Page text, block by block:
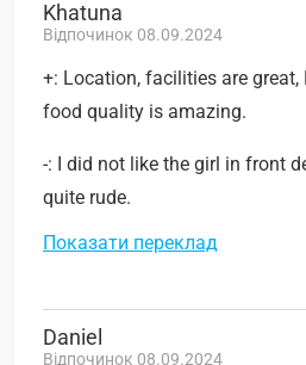
Khatuna
Відпочинок 08.09.2024
+: Location, facilities are
food quality is amazing.
-: I did not like the girl in front
quite rude.
Показати переклад
Daniel
Відпочинок 08.09.2024